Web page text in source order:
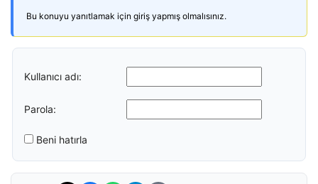
Bu konuyu yanıtlamak için giriş yapmış olmalısınız.
Kullanıcı adı:
Parola:
Beni hatırla